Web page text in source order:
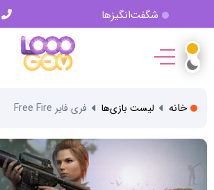
شگفت‌انگیزها
خانه لیست بازی‌ها فری فایر Free Fire